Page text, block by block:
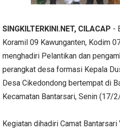
SINGKILTERKINI.NET, CILACAP -
Koramil 09 Kawunganten, Kodim
menghadiri Pelantikan dan
perangkat desa formasi Kepala
Desa Cikedondong bertempat di
Kecamatan Bantarsari, Senin (17/
Kegiatan dihadiri Camat